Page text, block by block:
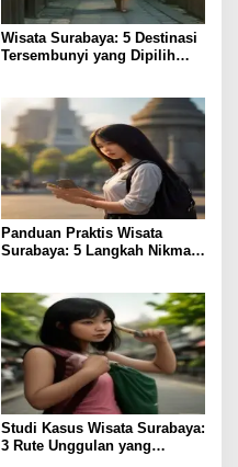
Wisata Surabaya: 5 Destinasi
Tersembunyi yang Dipilih
Panduan Praktis Wisata
Surabaya: 5 Langkah Nikmati
Studi Kasus Wisata Surabaya:
3 Rute Unggulan yang